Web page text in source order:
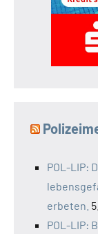
POL-LIP:
erbeten.
POL-LIP: